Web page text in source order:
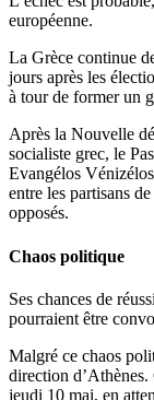
européenne.
La Grèce continue
jours après les
à tour de former un
Après la Nouvelle
socialiste grec, le
Evangélos
entre les partisans
opposés.
Chaos politique
Ses chances de
pourraient être
Malgré ce chaos
direction
jeudi 10 mai, en